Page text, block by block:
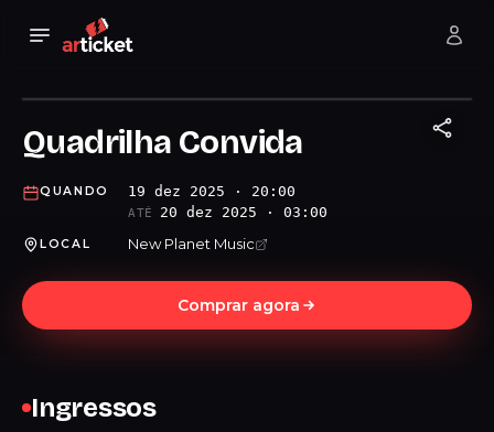
Quadrilha Convida
QUANDO 19 dez 2025 · 20:00
ATÉ 20 dez 2025 · 03:00
LOCAL New Planet Music
Comprar agora
Ingressos